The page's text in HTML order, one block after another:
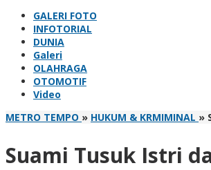
GALERI FOTO
INFOTORIAL
DUNIA
Galeri
OLAHRAGA
OTOMOTIF
Video
METRO TEMPO » HUKUM & KRMIMINAL »
Suami Tusuk Istri